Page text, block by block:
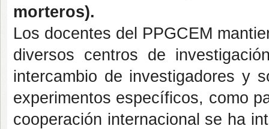
morteros).
Los docentes del PPGCEM
diversos centros de
intercambio de investigadores y
experimentos específicos, como
cooperación internacional se ha